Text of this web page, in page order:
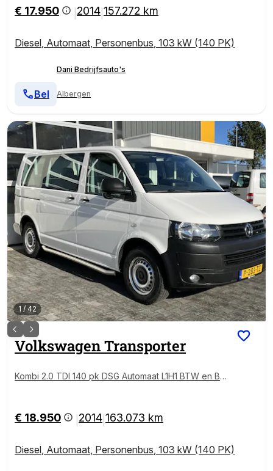
mper Euro 5 Combi Tourer Passenger Groepsvervoe
r Personenbus Taxi
€ 17.950 2014 157.272 km
Diesel, Automaat, Personenbus, 103 kW (140 PK)
Dani Bedrijfsauto's
Albergen
Bel
1 /42
VolkswagenTransporter
Kombi 2.0 TDI 140 pk DSG Automaat L1H1 BTW en BP
ge Combi Passenger Tourer Groepsvervoer Person
enbus
€ 18.950 2014 163.073 km
Diesel, Automaat, Personenbus, 103 kW (140 PK)